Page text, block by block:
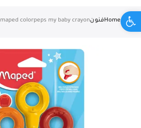
Open toolbar
Homeفنونmaped colorpeps my baby crayon